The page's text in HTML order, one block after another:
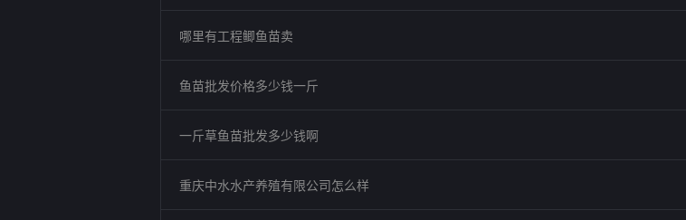
哪里有工程鲫鱼苗卖
鱼苗批发价格多少钱一斤
一斤草鱼苗批发多少钱啊
重庆中水水产养殖有限公司怎么样